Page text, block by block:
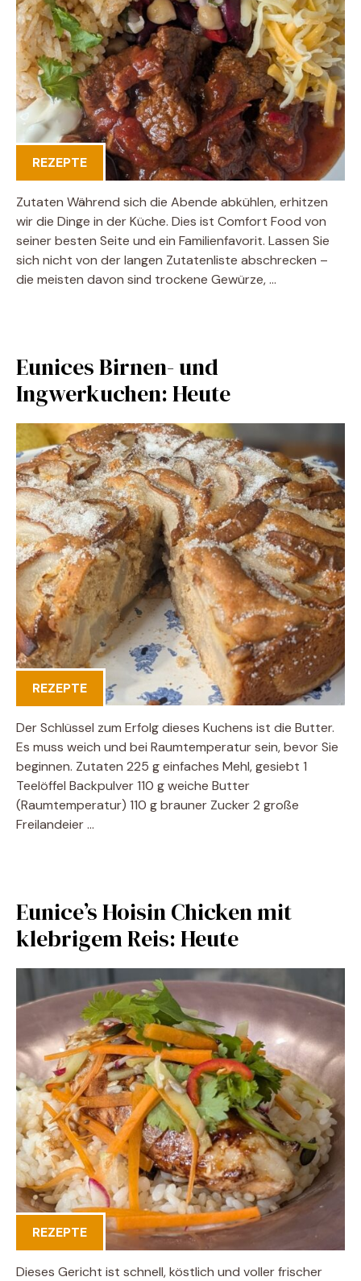
REZEPTE
Zutaten Während sich die Abende abkühlen, erhitzen
wir die Dinge in der Küche. Dies ist Comfort Food von
seiner besten Seite und ein Familienfavorit. Lassen Sie
sich nicht von der langen Zutatenliste abschrecken –
die meisten davon sind trockene Gewürze, …
Eunices Birnen- und
Ingwerkuchen: Heute
REZEPTE
Der Schlüssel zum Erfolg dieses Kuchens ist die Butter.
Es muss weich und bei Raumtemperatur sein, bevor Sie
beginnen. Zutaten 225 g einfaches Mehl, gesiebt 1
Teelöffel Backpulver 110 g weiche Butter
(Raumtemperatur) 110 g brauner Zucker 2 große
Freilandeier …
Eunice’s Hoisin Chicken mit
klebrigem Reis: Heute
REZEPTE
Dieses Gericht ist schnell, köstlich und voller frischer